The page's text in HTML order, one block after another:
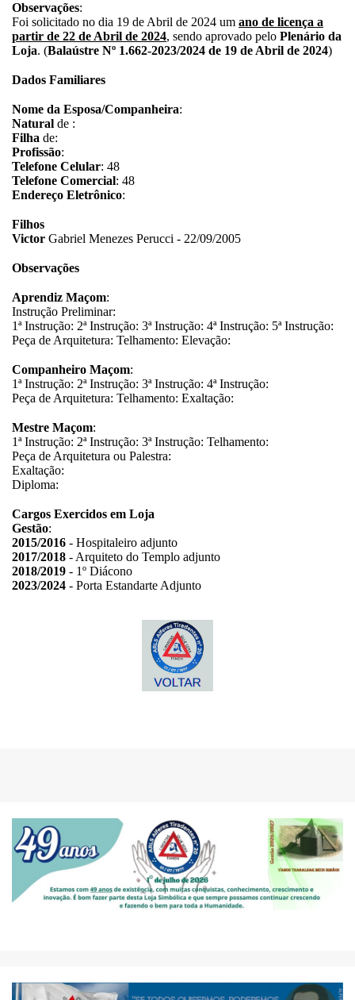
Observações:
Foi solicitado no dia 19 de Abril de 2024 um ano de licença a
partir de 22 de Abril de 2024, sendo aprovado pelo Plenário da
Loja. (Balaústre Nº 1.662-2023/2024 de 19 de Abril de 2024)
Dados Familiares
Nome da Esposa/Companheira:
Natural de :
Filha de:
Profissão:
Telefone Celular: 48
Telefone Comercial: 48
Endereço Eletrônico:
Filhos
Victor Gabriel Menezes Perucci - 22/09/2005
Observações
Aprendiz Maçom:
Instrução Preliminar:
1ª Instrução: 2ª Instrução: 3ª Instrução: 4ª Instrução: 5ª Instrução:
Peça de Arquitetura: Telhamento: Elevação:
Companheiro Maçom:
1ª Instrução: 2ª Instrução: 3ª Instrução: 4ª Instrução:
Peça de Arquitetura: Telhamento: Exaltação:
Mestre Maçom:
1ª Instrução: 2ª Instrução: 3ª Instrução: Telhamento:
Peça de Arquitetura ou Palestra:
Exaltação:
Diploma:
Cargos Exercidos em Loja
Gestão:
2015/2016 - Hospitaleiro adjunto
2017/2018 - Arquiteto do Templo adjunto
2018/2019 - 1º Diácono
2023/2024 - Porta Estandarte Adjunto